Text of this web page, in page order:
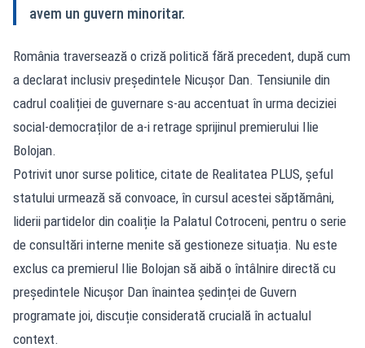
avem un guvern minoritar.
România traversează o criză politică fără precedent, după cum
a declarat inclusiv președintele Nicușor Dan. Tensiunile din
cadrul coaliției de guvernare s-au accentuat în urma deciziei
social-democraților de a-i retrage sprijinul premierului Ilie
Bolojan.
Potrivit unor surse politice, citate de Realitatea PLUS, șeful
statului urmează să convoace, în cursul acestei săptămâni,
liderii partidelor din coaliție la Palatul Cotroceni, pentru o serie
de consultări interne menite să gestioneze situația. Nu este
exclus ca premierul Ilie Bolojan să aibă o întâlnire directă cu
președintele Nicușor Dan înaintea ședinței de Guvern
programate joi, discuție considerată crucială în actualul
context.